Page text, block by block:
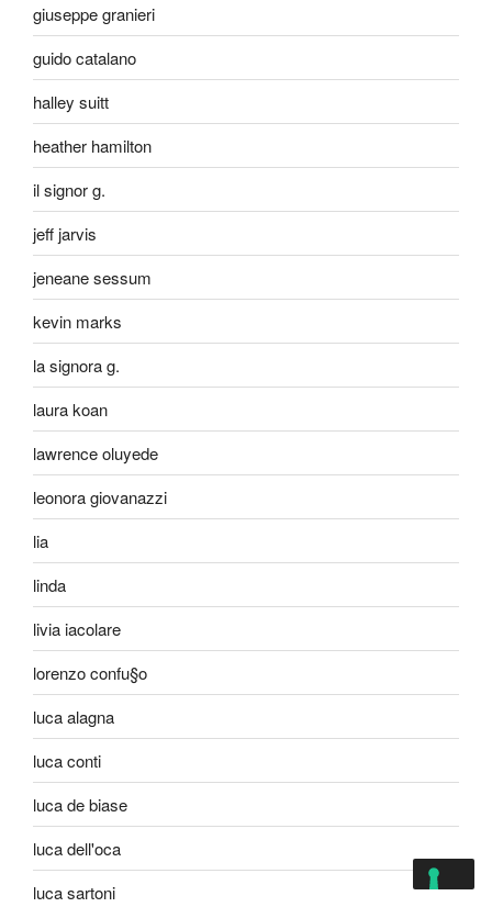
giuseppe granieri
guido catalano
halley suitt
heather hamilton
il signor g.
jeff jarvis
jeneane sessum
kevin marks
la signora g.
laura koan
lawrence oluyede
leonora giovanazzi
lia
linda
livia iacolare
lorenzo confu§o
luca alagna
luca conti
luca de biase
luca dell'oca
luca sartoni